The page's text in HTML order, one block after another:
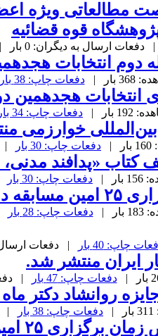
مطالعاتی ویژه
قوه قضائیه
| دفعات ارسال به دیگران: 0 بار |
دوم انتخابات
بار | دفعات چاپ: 38 بار
انتخابات هجدهمین
بار | دفعات چاپ: 34 بار
خوارزمی
| دفعات چاپ: 30 بار |
کتاب «پدافند
| دفعات چاپ: 30 بار
آمار
| دفعات چاپ: 28 بار
چاپ: 40 بار | دفعات ارسال به
دفعات چاپ: 47 بار |
روانشاد دکتر ماه
دفعات چاپ: 38 بار |
مسابقه دانشجویی امار